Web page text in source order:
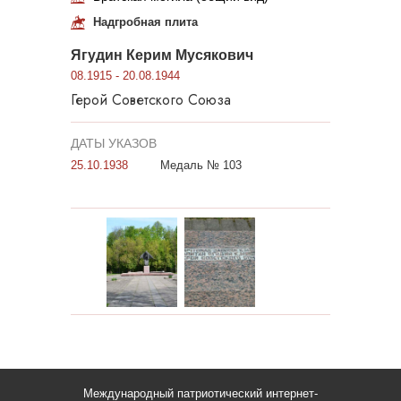
Надгробная плита
Ягудин Керим Мусякович
08.1915 - 20.08.1944
Герой Советского Союза
ДАТЫ УКАЗОВ
25.10.1938 Медаль № 103
Международный патриотический интернет-